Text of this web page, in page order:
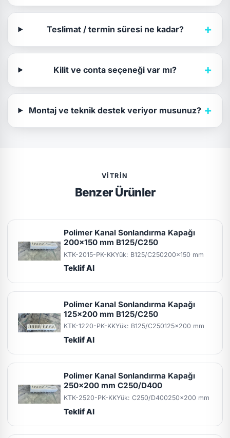
Teslimat / termin süresi ne kadar? +
Kilit ve conta seçeneği var mı? +
Montaj ve teknik destek veriyor musunuz? +
VITRIN
Benzer Ürünler
Polimer Kanal Sonlandırma Kapağı
200x150 mm B125/C250
KTK-2015-PK-KKYük: B125/C250200x150 mm
Teklif Al
Polimer Kanal Sonlandırma Kapağı
125x200 mm B125/C250
KTK-1220-PK-KKYük: B125/C250125x200 mm
Teklif Al
Polimer Kanal Sonlandırma Kapağı
250x200 mm C250/D400
KTK-2520-PK-KKYük: C250/D400250x200 mm
Teklif Al